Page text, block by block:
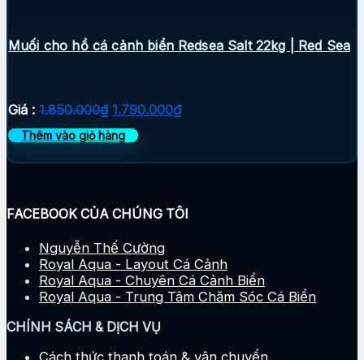
Muối cho hồ cá cảnh biển Redsea Salt 22kg | Red Sea
Giá : 1.850.000₫ Giá
gốc
là:
1.790.000₫Giá
Thêm vào giỏ hàng
FACEBOOK CỦA CHÚNG TÔI
Nguyễn Thế Cường
Royal Aqua - Layout Cá Cảnh
Royal Aqua - Chuyên Cá Cảnh Biển
Royal Aqua - Trung Tâm Chăm Sóc Cá Biển
CHÍNH SÁCH & DỊCH VỤ
Cách thức thanh toán & vận chuyển